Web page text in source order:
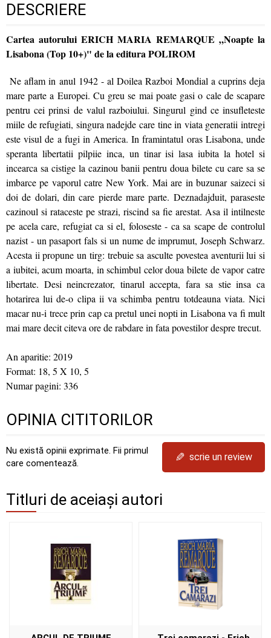
DESCRIERE
Cartea autorului ERICH MARIA REMARQUE „Noapte la
Lisabona (Top 10+)" de la editura POLIROM
Ne aflam in anul 1942 - al Doilea Razboi Mondial a cuprins deja
mare parte a Europei. Cu greu se mai poate gasi o cale de scapare
pentru cei prinsi de valul razboiului. Singurul gind ce insufleteste
miile de refugiati, singura nadejde care tine in viata generatii intregi
este visul de a fugi in America. In framintatul oras Lisabona, unde
speranta libertatii pilpiie inca, un tinar isi lasa iubita la hotel si
incearca sa cistige la cazinou banii pentru doua bilete cu care sa se
imbarce pe vaporul catre New York. Mai are in buzunar saizeci si
doi de dolari, din care pierde mare parte. Deznadajduit, paraseste
cazinoul si rataceste pe strazi, riscind sa fie arestat. Asa il intilneste
pe acela care, refugiat ca si el, foloseste - ca sa scape de controlul
nazist - un pasaport fals si un nume de imprumut, Joseph Schwarz.
Acesta ii propune un tirg: trebuie sa asculte povestea aventurii lui si
a iubitei, acum moarta, in schimbul celor doua bilete de vapor catre
libertate. Desi neincrezator, tinarul accepta, fara sa stie insa ca
hotarirea lui de-o clipa ii va schimba pentru totdeauna viata. Nici
macar nu-i trece prin cap ca pretul unei nopti in Lisabona va fi mult
mai mare decit citeva ore de rabdare in fata povestilor despre trecut.
An aparitie: 2019
Format: 18, 5 X 10, 5
Numar pagini: 336
OPINIA CITITORILOR
Nu există opinii exprimate. Fii primul
care comentează.
✎ scrie un review
Titluri de aceiași autori